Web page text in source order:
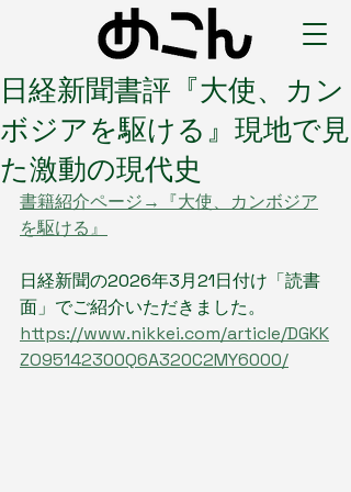
日経新聞書評『大使、カン
ボジアを駆ける』現地で見
た激動の現代史
書籍紹介ページ→『大使、カンボジア
を駆ける』
日経新聞の2026年3月21日付け「読書
面」でご紹介いただきました。
https://www.nikkei.com/article/DGKK
ZO95142300Q6A320C2MY6000/